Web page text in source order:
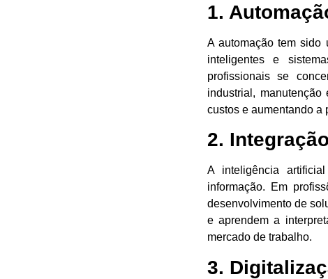
1.
A automação tem sido
inteligentes e
profissionais se
industrial,
custos e aumentando a
2.
A inteligência
informação. Em
desenvolvimento de
e aprendem a
mercado de trabalho.
3.